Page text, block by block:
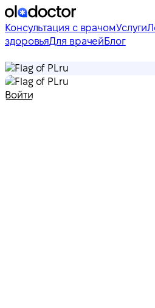
Консультация с врачомУслуги
здоровьяДля врачейБлог
ru
ru
Войти